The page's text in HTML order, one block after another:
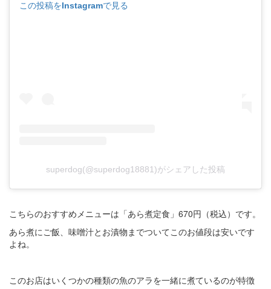
この投稿をInstagramで見る
superdog(@superdog18881)がシェアした投稿
こちらのおすすめメニューは「あら煮定食」670円（税込）です。
あら煮にご飯、味噌汁とお漬物までついてこのお値段は安いです
よね。
このお店はいくつかの種類の魚のアラを一緒に煮ているのが特徴